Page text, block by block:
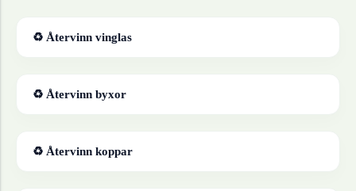
♻ Återvinn vinglas
♻ Återvinn byxor
♻ Återvinn koppar